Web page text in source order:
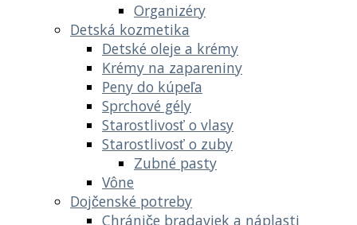
Organizéry
Detská kozmetika
Detské oleje a krémy
Krémy na zapareniny
Peny do kúpeľa
Sprchové gély
Starostlivosť o vlasy
Starostlivosť o zuby
Zubné pasty
Vône
Dojčenské potreby
Chrániče bradaviek a náplasti